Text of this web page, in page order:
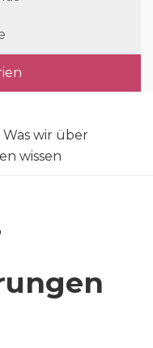
Was wir über
wissen